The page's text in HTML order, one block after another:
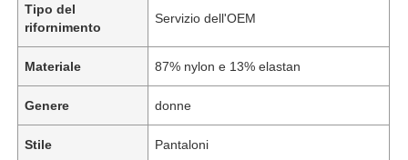
Tipo del
rifornimento
Servizio dell'OEM
Materiale 87% nylon e 13% elastan
Genere donne
Stile Pantaloni